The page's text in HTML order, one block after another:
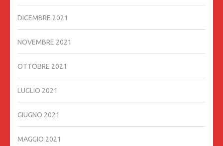
DICEMBRE 2021
NOVEMBRE 2021
OTTOBRE 2021
LUGLIO 2021
GIUGNO 2021
MAGGIO 2021